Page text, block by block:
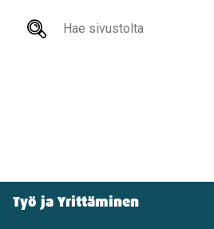
Hae
Työ ja Yrittäminen